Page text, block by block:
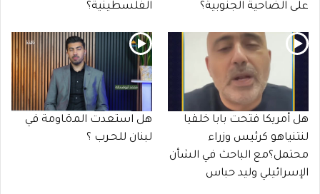
على الضاحية الجنوبية؟
الفلسطينية؟
هل أمريكا فتحت بابا خلفيا
لنتنياهو كرئيس وزراء
محتمل؟مع الباحث في الشأن
الإسرائيلي وليد حباس
هل استعدت المـöـاومة في
لبنان للحـرب ؟